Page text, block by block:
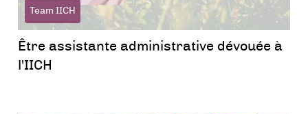
Team IICH
Être assistante administrative dévouée à
l'IICH